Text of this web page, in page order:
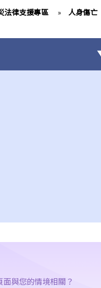
法律支援專區 » 人身傷亡
答覆（被告人）
與您的情境相關？